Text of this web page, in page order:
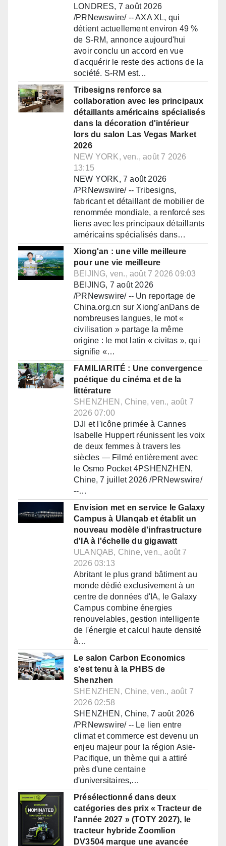
LONDRES, 7 août 2026
/PRNewswire/ -- AXA XL, qui
détient actuellement environ 49 %
de S-RM, annonce aujourd'hui
avoir conclu un accord en vue
d'acquérir le reste des actions de la
société. S-RM est…
Tribesigns renforce sa
collaboration avec les principaux
détaillants américains spécialisés
dans la décoration d'intérieur
lors du salon Las Vegas Market
2026
NEW YORK, ven., août 7 2026
13:15
NEW YORK, 7 août 2026
/PRNewswire/ -- Tribesigns,
fabricant et détaillant de mobilier de
renommée mondiale, a renforcé ses
liens avec les principaux détaillants
américains spécialisés dans…
Xiong'an : une ville meilleure
pour une vie meilleure
BEIJING, ven., août 7 2026 09:03
BEIJING, 7 août 2026
/PRNewswire/ -- Un reportage de
China.org.cn sur Xiong'anDans de
nombreuses langues, le mot «
civilisation » partage la même
origine : le mot latin « civitas », qui
signifie «…
FAMILIARITÉ : Une convergence
poétique du cinéma et de la
littérature
SHENZHEN, Chine, ven., août 7
2026 07:00
DJI et l'icône primée à Cannes
Isabelle Huppert réunissent les voix
de deux femmes à travers les
siècles — Filmé entièrement avec
le Osmo Pocket 4PSHENZHEN,
Chine, 7 juillet 2026 /PRNewswire/
--…
Envision met en service le Galaxy
Campus à Ulanqab et établit un
nouveau modèle d'infrastructure
d'IA à l'échelle du gigawatt
ULANQAB, Chine, ven., août 7
2026 03:13
Abritant le plus grand bâtiment au
monde dédié exclusivement à un
centre de données d'IA, le Galaxy
Campus combine énergies
renouvelables, gestion intelligente
de l'énergie et calcul haute densité
à…
Le salon Carbon Economics
s'est tenu à la PHBS de
Shenzhen
SHENZHEN, Chine, ven., août 7
2026 02:58
SHENZHEN, Chine, 7 août 2026
/PRNewswire/ -- Le lien entre
climat et commerce est devenu un
enjeu majeur pour la région Asie-
Pacifique, un thème qui a attiré
près d'une centaine
d'universitaires,…
Présélectionné dans deux
catégories des prix « Tracteur de
l'année 2027 » (TOTY 2027), le
tracteur hybride Zoomlion
DV3504 marque une avancée